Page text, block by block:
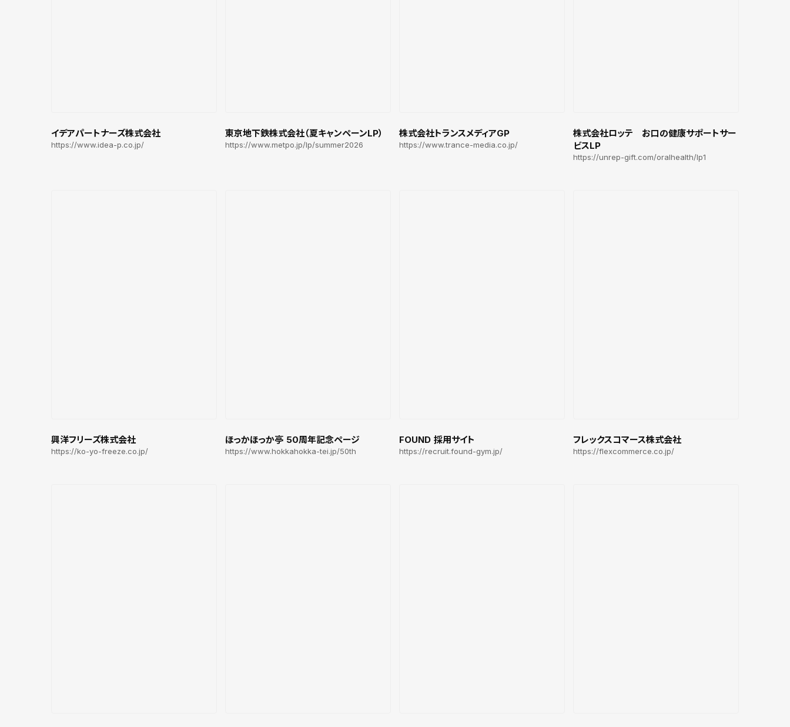
イデアパートナーズ株式会社
https://www.idea-p.co.jp/
東京地下鉄株式会社（夏キャンペーンLP）
https://www.metpo.jp/lp/summer2026
株式会社トランスメディアGP
https://www.trance-media.co.jp/
株式会社ロッテ お口の健康サポートサー
ビスLP
https://unrep-gift.com/oralhealth/lp1
興洋フリーズ株式会社
https://ko-yo-freeze.co.jp/
ほっかほっか亭 50周年記念ページ
https://www.hokkahokka-tei.jp/50th
FOUND 採用サイト
https://recruit.found-gym.jp/
フレックスコマース株式会社
https://flexcommerce.co.jp/